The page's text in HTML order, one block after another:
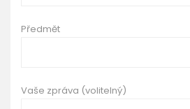
Předmět
Vaše zpráva (volitelný)